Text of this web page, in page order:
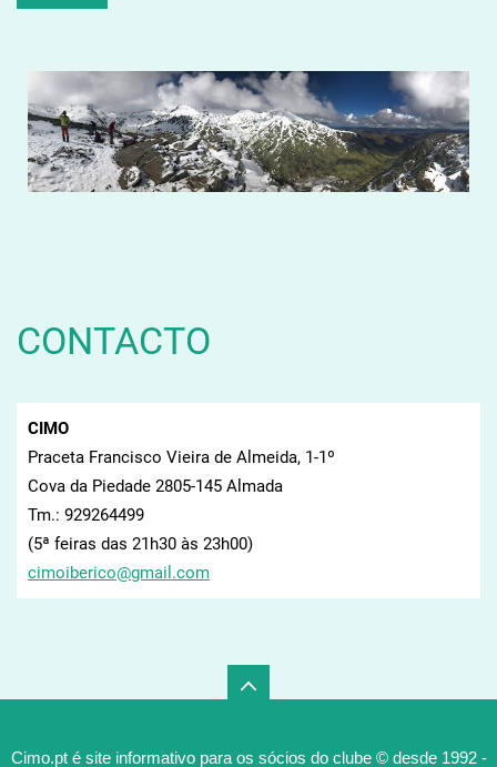
CONTACTO
CIMO
Praceta Francisco Vieira de Almeida, 1-1º
Cova da Piedade 2805-145 Almada
Tm.: 929264499
(5ª feiras das 21h30 às 23h00)
cimoiberico@gmai l.com
Cimo.pt é site informativo para os sócios do clube © desde 1992 -